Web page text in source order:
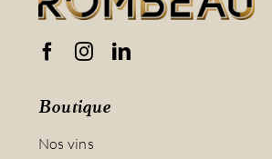
Boutique
Nos vins